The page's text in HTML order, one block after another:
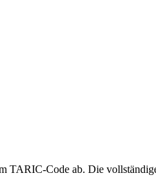
TARIC-Code ab. Die